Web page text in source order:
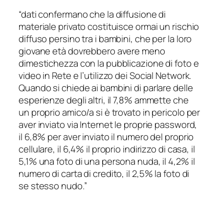
“dati confermano che la diffusione di
materiale privato costituisce ormai un rischio
diffuso persino tra i bambini, che per la loro
giovane età dovrebbero avere meno
dimestichezza con la pubblicazione di foto e
video in Rete e l’utilizzo dei Social Network.
Quando si chiede ai bambini di parlare delle
esperienze degli altri, il 7,8% ammette che
un proprio amico/a si è trovato in pericolo per
aver inviato via Internet le proprie password,
il 6,8% per aver inviato il numero del proprio
cellulare, il 6,4% il proprio indirizzo di casa, il
5,1% una foto di una persona nuda, il 4,2% il
numero di carta di credito, il 2,5% la foto di
se stesso nudo.”